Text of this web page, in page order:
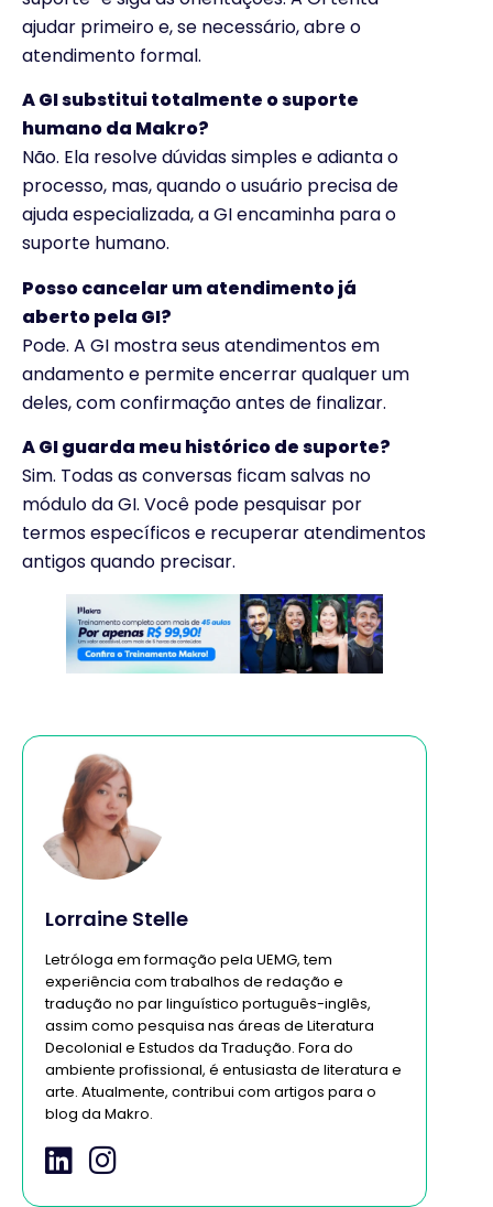
ajudar primeiro e, se necessário, abre o
atendimento formal.
A GI substitui totalmente o suporte
humano da Makro?
Não. Ela resolve dúvidas simples e adianta o
processo, mas, quando o usuário precisa de
ajuda especializada, a GI encaminha para o
suporte humano.
Posso cancelar um atendimento já
aberto pela GI?
Pode. A GI mostra seus atendimentos em
andamento e permite encerrar qualquer um
deles, com confirmação antes de finalizar.
A GI guarda meu histórico de suporte?
Sim. Todas as conversas ficam salvas no
módulo da GI. Você pode pesquisar por
termos específicos e recuperar atendimentos
antigos quando precisar.
Lorraine Stelle
Letróloga em formação pela UEMG, tem
experiência com trabalhos de redação e
tradução no par linguístico português-inglês,
assim como pesquisa nas áreas de Literatura
Decolonial e Estudos da Tradução. Fora do
ambiente profissional, é entusiasta de literatura e
arte. Atualmente, contribui com artigos para o
blog da Makro.